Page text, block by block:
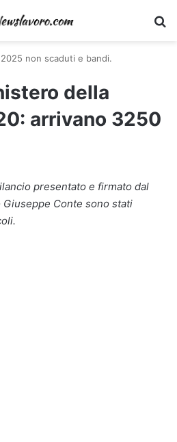
non scaduti e bandi.
della
arrivano 3250
presentato e firmato dal
Conte sono stati